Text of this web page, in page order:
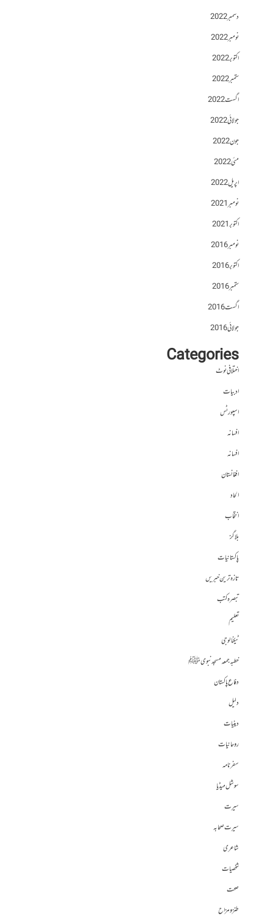
دسمبر 2022
نومبر 2022
اکتوبر 2022
ستمبر 2022
اگست 2022
جولائی 2022
جون 2022
مئی 2022
اپریل 2022
نومبر 2021
اکتوبر 2021
نومبر 2016
اکتوبر 2016
ستمبر 2016
اگست 2016
جولائی 2016
Categories
اختلافی نوٹ
ادبیات
اسپورٹس
افسانہ
افسانہ
افغانستان
الحاد
انتخاب
بلاگز
پاکستانیات
تازہ ترین خبریں
تبصرہ کتب
تعلیم
ٹیکنالوجی
خطبہ جمعہ مسجد نبوی ﷺ
دفاع پاکستان
دلیل
دینیات
روحانیات
سفرنامہ
سوشل میڈیا
سیرت
سیرت صحابہ
شاعری
شخصیات
صحت
طنز و مزاح